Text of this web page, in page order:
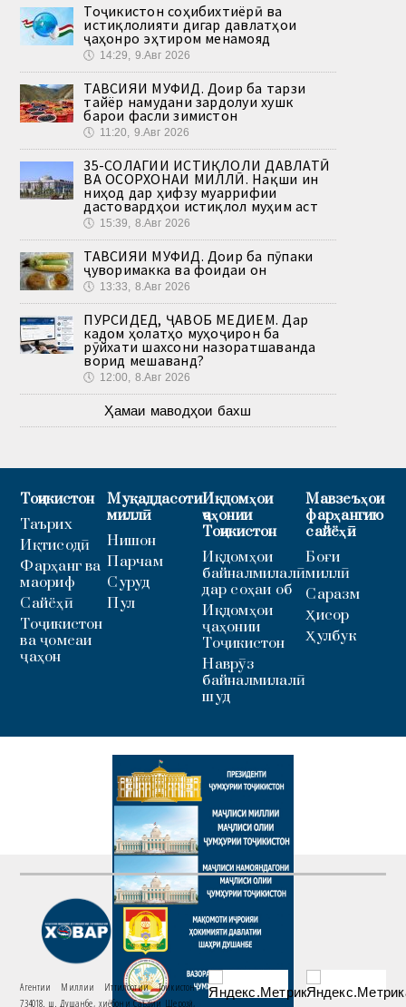
Тоҷикистон соҳибихтиёрӣ ва
истиқлолияти дигар давлатҳои
ҷаҳонро эҳтиром менамояд
🕔 14:29, 9.Авг 2026
ТАВСИЯИ МУФИД. Доир ба тарзи
тайёр намудани зардолуи хушк
барои фасли зимистон
🕔 11:20, 9.Авг 2026
35-СОЛАГИИ ИСТИҚЛОЛИ ДАВЛАТӢ
ВА ОСОРХОНАИ МИЛЛӢ. Нақши ин
ниҳод дар ҳифзу муаррифии
дастовардҳои истиқлол муҳим аст
🕔 15:39, 8.Авг 2026
ТАВСИЯИ МУФИД. Доир ба пӯпаки
ҷуворимакка ва фоидаи он
🕔 13:33, 8.Авг 2026
ПУРСИДЕД, ҶАВОБ МЕДИҲЕМ. Дар
кадом ҳолатҳо муҳоҷирон ба
рӯйхати шахсони назоратшаванда
ворид мешаванд?
🕔 12:00, 8.Авг 2026
Ҳамаи маводҳои бахш
Тоҷикистон
Таърих
Иқтисодӣ
Фарҳанг ва
маориф
Сайёҳӣ
Тоҷикистон
ва ҷомеаи
ҷаҳон
Муқаддасоти
миллӣ
Нишон
Парчам
Суруд
Пул
Иқдомҳои
ҷаҳонии
Тоҷикистон
Иқдомҳои
байналмилалӣ
дар соҳаи об
Иқдомҳои
ҷаҳонии
Тоҷикистон
Наврӯз
байналмилалӣ
шуд
Мавзеъҳои
фарҳангию
сайёҳӣ
Боғи
миллӣ
Саразм
Ҳисор
Ҳулбук
Агентии Миллии Иттилоотии Тоҷикистон
734018. ш. Душанбе, хиёбони Саъдии Шерозӣ,